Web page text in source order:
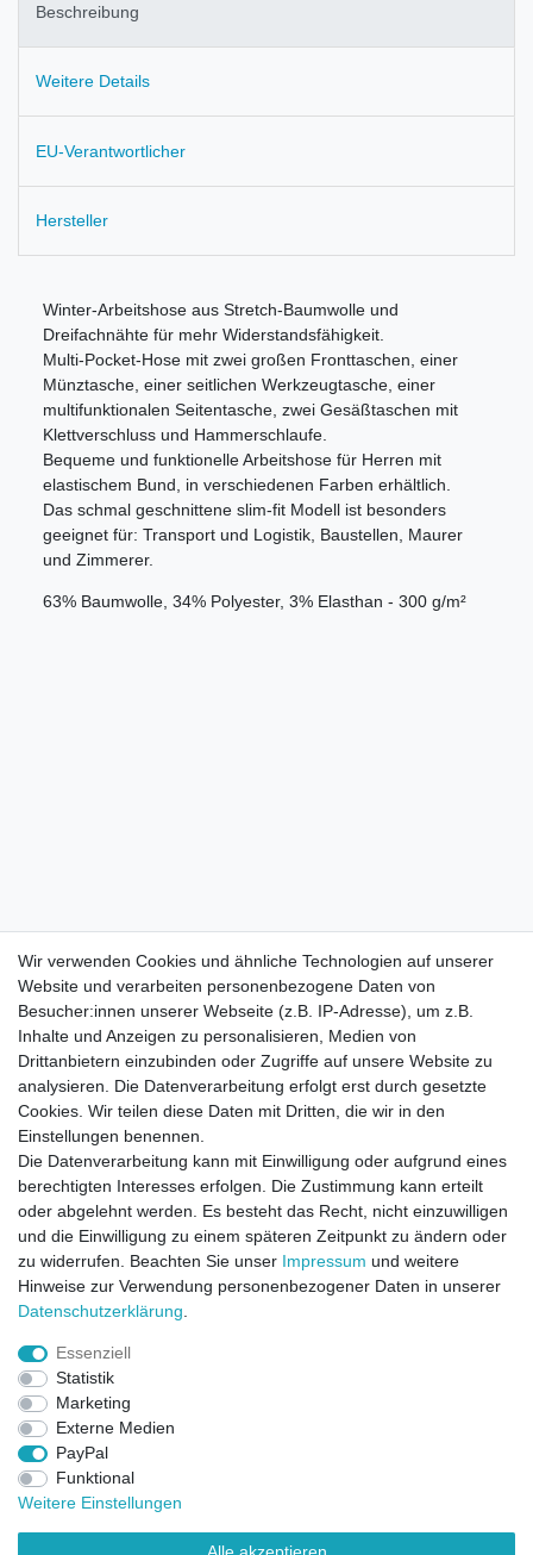
Beschreibung
Weitere Details
EU-Verantwortlicher
Hersteller
Winter-Arbeitshose aus Stretch-Baumwolle und
Dreifachnähte für mehr Widerstandsfähigkeit.
Multi-Pocket-Hose mit zwei großen Fronttaschen, einer
Münztasche, einer seitlichen Werkzeugtasche, einer
multifunktionalen Seitentasche, zwei Gesäßtaschen mit
Klettverschluss und Hammerschlaufe.
Bequeme und funktionelle Arbeitshose für Herren mit
elastischem Bund, in verschiedenen Farben erhältlich.
Das schmal geschnittene slim-fit Modell ist besonders
geeignet für: Transport und Logistik, Baustellen, Maurer
und Zimmerer.
63% Baumwolle, 34% Polyester, 3% Elasthan - 300 g/m²
Direktkontakt per Telefon unter 04331 / 4928-910
Wir verwenden Cookies und ähnliche Technologien auf unserer
Website und verarbeiten personenbezogene Daten von
Besucher:innen unserer Webseite (z.B. IP-Adresse), um z.B.
Inhalte und Anzeigen zu personalisieren, Medien von
Drittanbietern einzubinden oder Zugriffe auf unsere Website zu
analysieren. Die Datenverarbeitung erfolgt erst durch gesetzte
Cookies. Wir teilen diese Daten mit Dritten, die wir in den
Einstellungen benennen.
Die Datenverarbeitung kann mit Einwilligung oder aufgrund eines
berechtigten Interesses erfolgen. Die Zustimmung kann erteilt
oder abgelehnt werden. Es besteht das Recht, nicht einzuwilligen
und die Einwilligung zu einem späteren Zeitpunkt zu ändern oder
zu widerrufen. Beachten Sie unser Impressum und weitere
Hinweise zur Verwendung personenbezogener Daten in unserer
Daten­schutz­erklärung
Essenziell
Statistik
Marketing
Externe Medien
PayPal
Funktional
Weitere Einstellungen